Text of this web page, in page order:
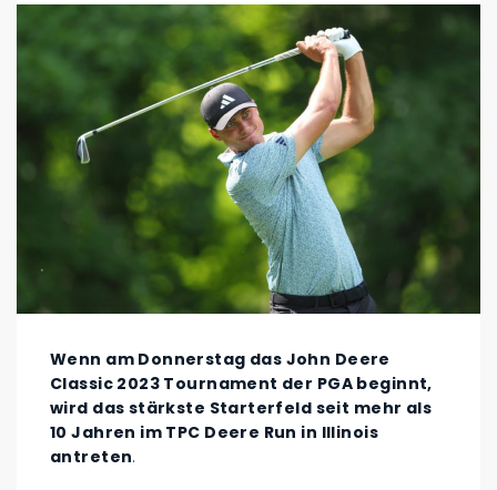
Wenn am Donnerstag das John Deere
Classic 2023 Tournament der PGA beginnt,
wird das stärkste Starterfeld seit mehr als
10 Jahren im TPC Deere Run in Illinois
antreten.